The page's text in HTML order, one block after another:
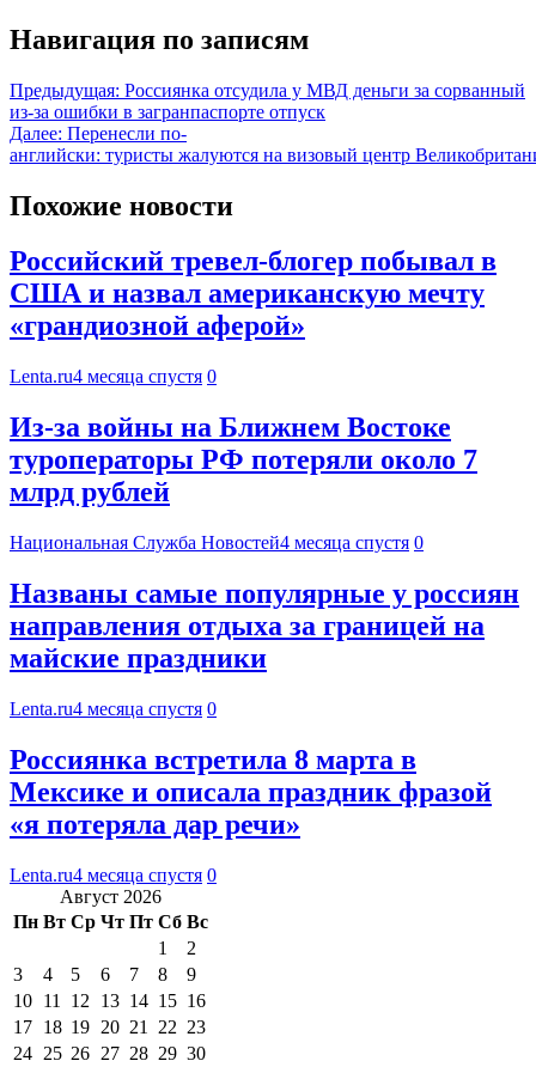
Навигация по записям
Предыдущая: Россиянка отсудила у МВД деньги за сорванный
из-за ошибки в загранпаспорте отпуск
Далее: Перенесли по-
английски: туристы жалуются на визовый центр
Похожие новости
Российский тревел-блогер побывал в
США и назвал американскую мечту
«грандиозной аферой»
Lenta.ru4 месяца спустя 0
Из-за войны на Ближнем Востоке
туроператоры РФ потеряли около 7
млрд рублей
Национальная Служба Новостей4 месяца спустя 0
Названы самые популярные у россиян
направления отдыха за границей на
майские праздники
Lenta.ru4 месяца спустя 0
Россиянка встретила 8 марта в
Мексике и описала праздник фразой
«я потеряла дар речи»
Lenta.ru4 месяца спустя 0
Август 2026
Пн Вт Ср Чт Пт Сб Вс
1
2
3
4 5 6 7 8
9
10 11 12 13 14 15 16
17 18 19 20 21 22 23
24 25 26 27 28 29 30